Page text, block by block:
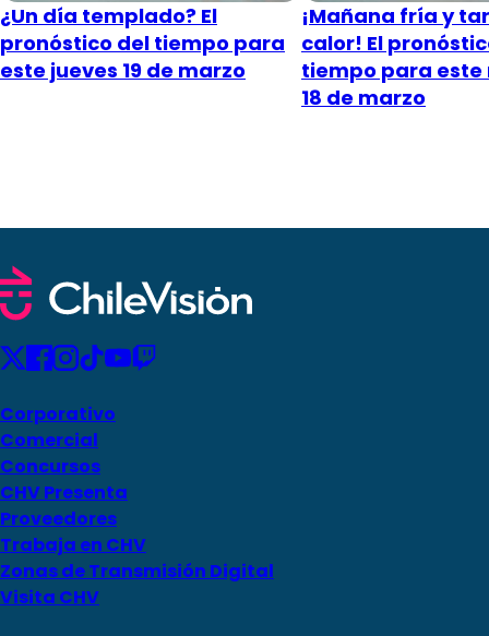
¿Un día templado? El
pronóstico del tiempo para
este jueves 19 de marzo
¡Mañana fría y
calor! El
tiempo para este
18 de marzo
Corporativo
Comercial
Concursos
CHV Presenta
Proveedores
Trabaja en CHV
Zonas de Transmisión Digital
Visita CHV